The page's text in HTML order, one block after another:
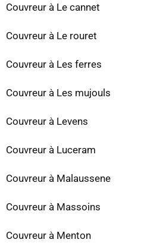
Couvreur à Le cannet
Couvreur à Le rouret
Couvreur à Les ferres
Couvreur à Les mujouls
Couvreur à Levens
Couvreur à Luceram
Couvreur à Malaussene
Couvreur à Massoins
Couvreur à Menton